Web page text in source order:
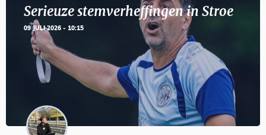
Serieuze stemverheffingen in Stroe
09 JULI 2026 - 10:15